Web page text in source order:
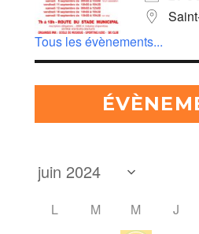
Tous les évènements...
L M M J